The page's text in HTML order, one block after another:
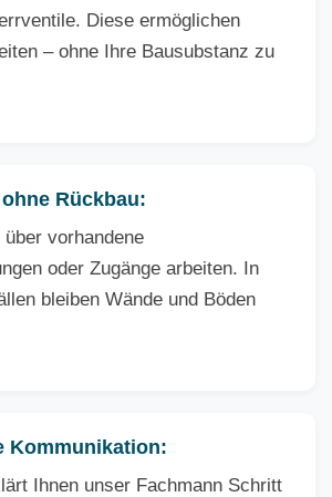
Diese ermöglichen
– ohne Ihre Bausubstanz zu
Rückbau:
vorhandene
oder Zugänge arbeiten. In
bleiben Wände und Böden
Kommunikation:
Ihnen unser Fachmann Schritt